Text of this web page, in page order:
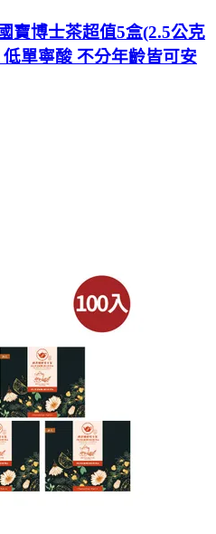
寶博士茶超值5盒(2.5公克
單寧酸 不分年齡皆可安